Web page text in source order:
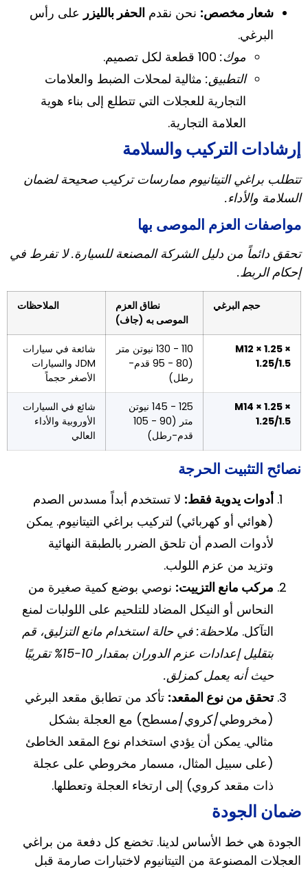
شعار مخصص: نحن نقدم الحفر بالليزر على رأس
البرغي.
موك:
التطبيق: مثالية لمحلات الضبط والعلامات
التجارية للعجلات التي تتطلع إلى بناء هوية
العلامة التجارية.
إرشادات التركيب والسلامة
تتطلب براغي التيتانيوم ممارسات تركيب صحيحة لضمان
السلامة والأداء.
مواصفات العزم الموصى بها
تحقق دائماً من دليل الشركة المصنعة للسيارة. لا تفرط في
إحكام الربط.
حجم البرغي
نطاق العزم
الموصى به (جاف)
الملاحظات
M12 × 1.25 ×
1.25/1.5
110 - 130 نيوتن متر
(80 - 95 قدم-
رطل)
شائعة في سيارات
JDM والسيارات
الأصغر حجماً
M14 × 1.25 ×
1.25/1.5
125 - 145 نيوتن
متر (90 - 105
قدم-رطل)
شائع في السيارات
الأوروبية والأداء
العالي
نصائح التثبيت الحرجة
أدوات يدوية فقط: لا تستخدم أبداً مسدس الصدم
(هوائي أو كهربائي) لتركيب براغي التيتانيوم. يمكن
لأدوات الصدم أن تلحق الضرر بالطبقة النهائية
وتزيد من عزم اللولب.
مركب مانع التزييت: نوصي بوضع كمية صغيرة من
النحاس أو النيكل المضاد للتلحيم على اللولبات لمنع
التآكل. ملاحظة: في حالة استخدام مانع التزليق، قم
بتقليل إعدادات عزم الدوران بمقدار 10-15% تقريبًا
حيث أنه يعمل كمزلق.
تحقق من نوع المقعد: تأكد من تطابق مقعد البرغي
(مخروطي/كروي/مسطح) مع العجلة بشكل
مثالي. يمكن أن يؤدي استخدام نوع المقعد الخاطئ
(على سبيل المثال، مسمار مخروطي على عجلة
ذات مقعد كروي) إلى ارتخاء العجلة وتعطلها.
ضمان الجودة
الجودة هي خط الأساس لدينا. تخضع كل دفعة من براغي
العجلات المصنوعة من التيتانيوم لاختبارات صارمة قبل